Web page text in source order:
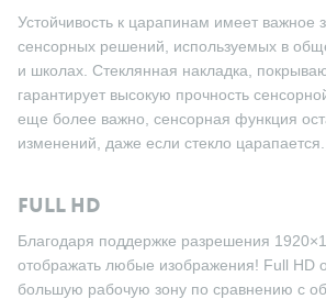
Устойчивость к царапинам имеет важное
сенсорных решений, используемых в
и школах. Стеклянная накладка,
гарантирует высокую прочность
еще более важно, сенсорная функция
изменений, даже если стекло царапается.
FULL HD
Благодаря поддержке разрешения
отображать любые изображения! Full HD
большую рабочую зону по сравнению с